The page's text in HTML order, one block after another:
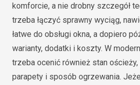
komforcie, a nie drobny szczegół
trzeba łączyć sprawny wyciąg,
łatwe do obsługi okna, a dopiero
warianty, dodatki i koszty. W
trzeba ocenić również stan ościeży,
parapety i sposób ogrzewania.